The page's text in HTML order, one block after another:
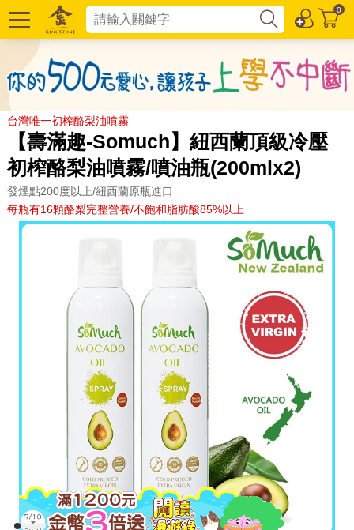
0
台灣唯一初榨酪梨油噴霧
【壽滿趣-Somuch】紐西蘭頂級冷壓
初榨酪梨油噴霧/噴油瓶(200mlx2)
發煙點200度以上/紐西蘭原瓶進口
每瓶有16顆酪梨完整營養/不飽和脂肪酸85%以上